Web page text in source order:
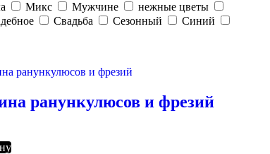
Микс Мужчине
нежные цветы
Свадьба Сезонный
Синий
ранункулюсов и фрезий